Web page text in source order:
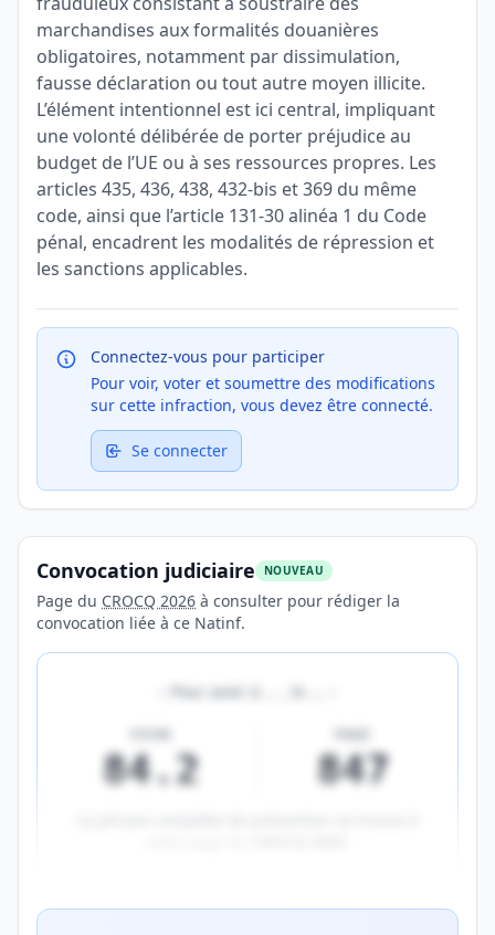
marchandises aux formalités douanières
obligatoires, notamment par dissimulation,
fausse déclaration ou tout autre moyen illicite.
L’élément intentionnel est ici central, impliquant
une volonté délibérée de porter préjudice au
budget de l’UE ou à ses ressources propres. Les
articles 435, 436, 438, 432-bis et 369 du même
code, ainsi que l’article 131-30 alinéa 1 du Code
pénal, encadrent les modalités de répression et
les sanctions applicables.
Connectez-vous pour participer
Pour voir, voter et soumettre des modifications
sur cette infraction, vous devez être connecté.
Se connecter
Convocation judiciaire NOUVEAU
Page du CROCQ 2026 à consulter pour rédiger la
convocation liée à ce Natinf.
Pour avoir à
84.2 847